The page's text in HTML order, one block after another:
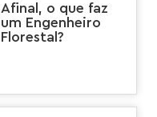
Afinal, o que faz
um Engenheiro
Florestal?